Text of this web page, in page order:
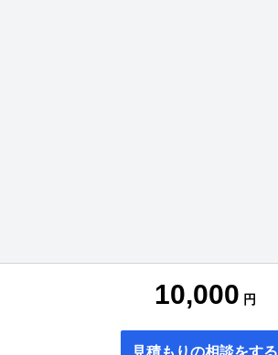
10,000 円